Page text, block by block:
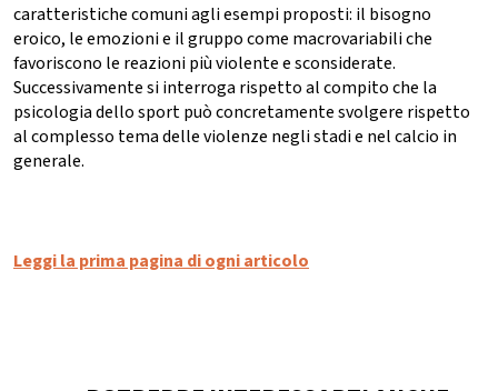
caratteristiche comuni agli esempi proposti: il bisogno
eroico, le emozioni e il gruppo come macrovariabili che
favoriscono le reazioni più violente e sconsiderate.
Successivamente si interroga rispetto al compito che la
psicologia dello sport può concretamente svolgere rispetto
al complesso tema delle violenze negli stadi e nel calcio in
generale.
Leggi la prima pagina di ogni articolo